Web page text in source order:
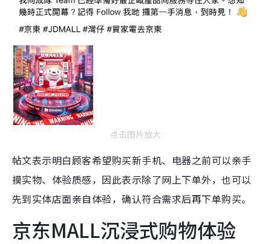
点击图片放大
帖文表示明白顾客希望购买新手机、电器之前可以亲手
摸实物、体验质感，因此表示除了网上下单外，也可以
先到实体店面亲自体验，确认符合需求后再下单购买。
京东MALL沉浸式购物体验